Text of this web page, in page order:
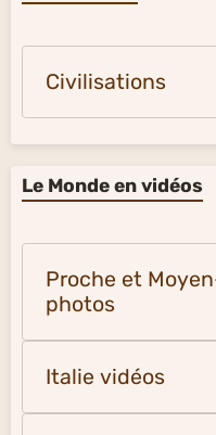
Civilisations
Le Monde en vidéos
Proche et
photos
Italie vidéos